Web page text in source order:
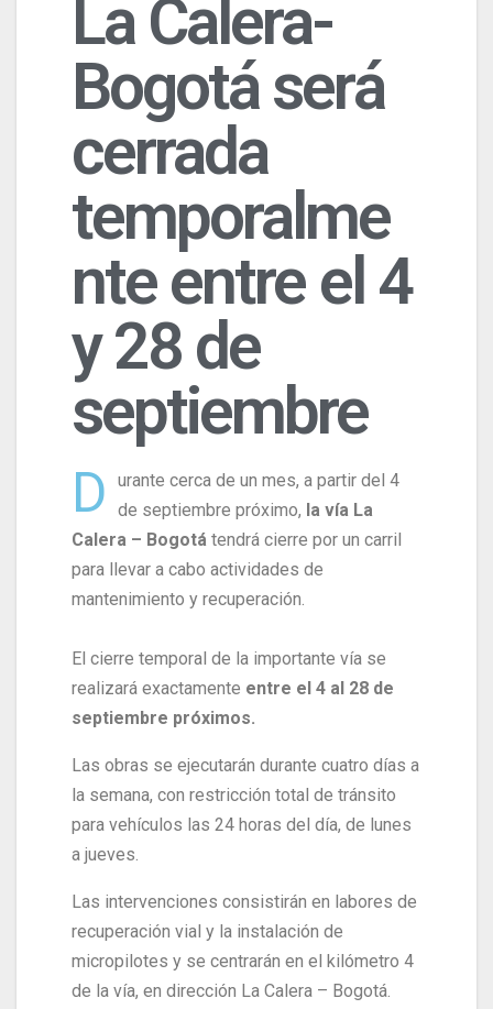
La Calera-
Bogotá será
cerrada
temporalme
nte entre el 4
y 28 de
septiembre
D
urante cerca de un mes, a partir del 4
de septiembre próximo, la vía La
Calera – Bogotá tendrá cierre por un carril
para llevar a cabo actividades de
mantenimiento y recuperación.
El cierre temporal de la importante vía se
realizará exactamente entre el 4 al 28 de
septiembre próximos.
Las obras se ejecutarán durante cuatro días a
la semana, con restricción total de tránsito
para vehículos las 24 horas del día, de lunes
a jueves.
Las intervenciones consistirán en labores de
recuperación vial y la instalación de
micropilotes y se centrarán en el kilómetro 4
de la vía, en dirección La Calera – Bogotá.